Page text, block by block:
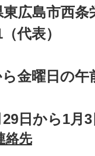
広島市西
代表）
金曜日の午
29日から1月
絡先